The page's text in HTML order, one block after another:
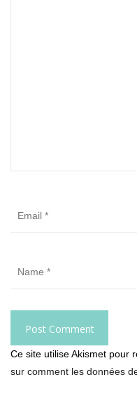
Ce site utilise Akismet pour
sur comment les données